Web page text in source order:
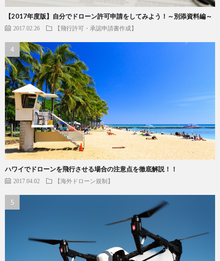
【2017年度版】自分でドローン許可申請をしてみよう！～別添資料編～
2017.02.26 【飛行許可・承認申請書作成】
ハワイでドローンを飛行させる場合の注意点を徹底解説！！
2017.04.02 【海外ドローン規制】